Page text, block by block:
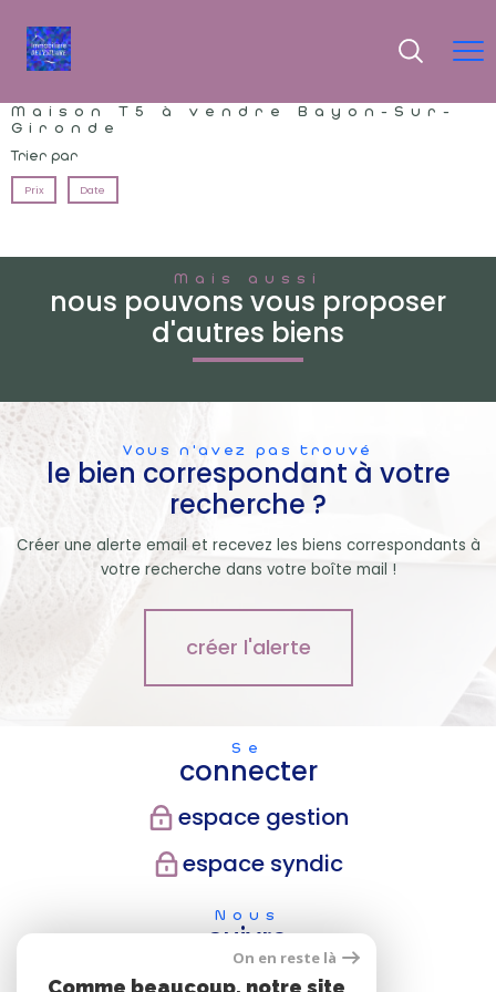
Maison T5 à vendre Bayon-Sur-
Gironde
Trier par
Prix Date
Mais aussi
nous pouvons vous proposer
d'autres biens
Vous n'avez pas trouvé
le bien correspondant à votre
recherche ?
Créer une alerte email et recevez les biens correspondants à
votre recherche dans votre boîte mail !
créer l'alerte
Se
connecter
espace gestion
espace syndic
Nous
suivre
On en reste là
Comme beaucoup, notre site